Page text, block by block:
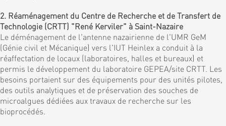
2. Réaménagement du Centre de Recherche et de Transfert de
Technologie (CRTT) "René Kerviler" à Saint-Nazaire
Le déménagement de l'antenne nazairienne de l'UMR GeM
(Génie civil et Mécanique) vers l'IUT Heinlex a conduit à la
réaffectation de locaux (laboratoires, halles et bureaux) et
permis le développement du laboratoire GEPEA/site CRTT. Les
besoins portaient sur des équipements pour des unités pilotes,
des outils analytiques et de préservation des souches de
microalgues dédiées aux travaux de recherche sur les
bioprocédés.